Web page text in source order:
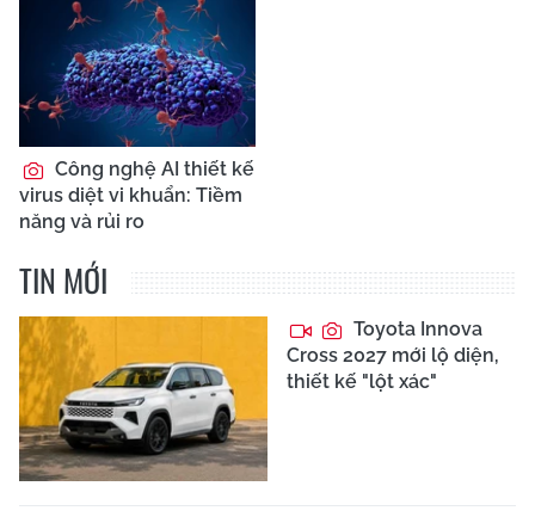
Công nghệ AI thiết kế
virus diệt vi khuẩn: Tiềm
năng và rủi ro
TIN MỚI
Toyota Innova
Cross 2027 mới lộ diện,
thiết kế "lột xác"